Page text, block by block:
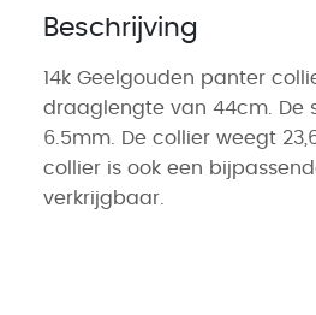
Beschrijving
14k Geelgouden panter
draaglengte van 44cm. De
6.5mm. De collier weegt
collier is ook een
verkrijgbaar.